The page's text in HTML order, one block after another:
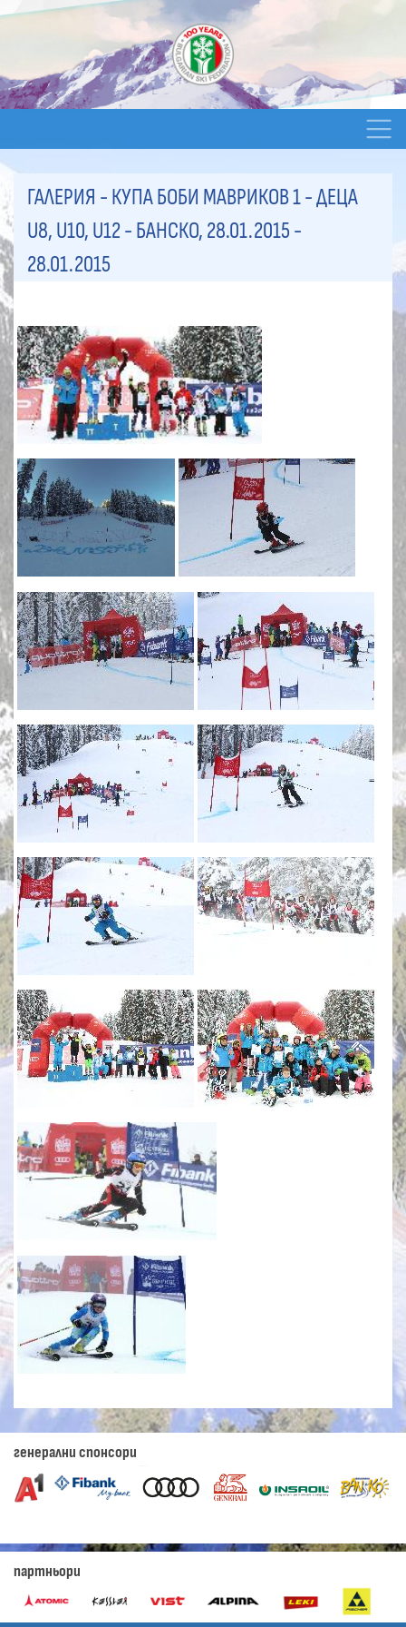
ГАЛЕРИЯ - КУПА БОБИ МАВРИКОВ 1 - ДЕЦА
U8, U10, U12 - БАНСКО, 28.01.2015 -
28.01.2015
генерални спонсори
партньори